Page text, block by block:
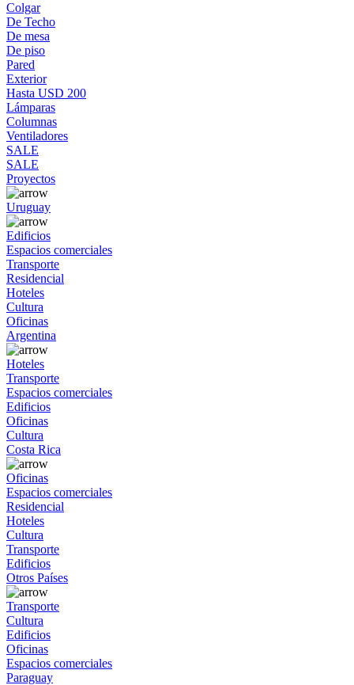
Colgar
De Techo
De mesa
De piso
Pared
Exterior
Hasta USD 200
Lámparas
Columnas
Ventiladores
SALE
SALE
Proyectos
Uruguay
Edificios
Espacios comerciales
Transporte
Residencial
Hoteles
Cultura
Oficinas
Argentina
Hoteles
Transporte
Espacios comerciales
Edificios
Oficinas
Cultura
Costa Rica
Oficinas
Espacios comerciales
Residencial
Hoteles
Cultura
Transporte
Edificios
Otros Países
Transporte
Cultura
Edificios
Oficinas
Espacios comerciales
Paraguay